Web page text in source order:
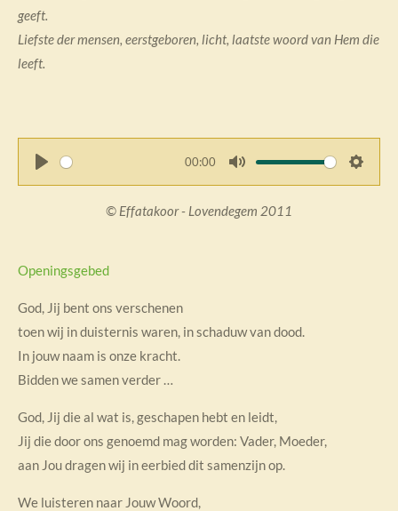
geeft.
Liefste der mensen, eerstgeboren, licht, laatste woord van Hem die
leeft.
00:00
© Effatakoor - Lovendegem 2011
Openingsgebed
God, Jij bent ons verschenen
toen wij in duisternis waren, in schaduw van dood.
In jouw naam is onze kracht.
Bidden we samen verder …
God, Jij die al wat is, geschapen hebt en leidt,
Jij die door ons genoemd mag worden: Vader, Moeder,
aan Jou dragen wij in eerbied dit samenzijn op.
We luisteren naar Jouw Woord,